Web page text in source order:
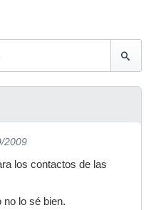
2009
los contactos de las
no lo sé bien.